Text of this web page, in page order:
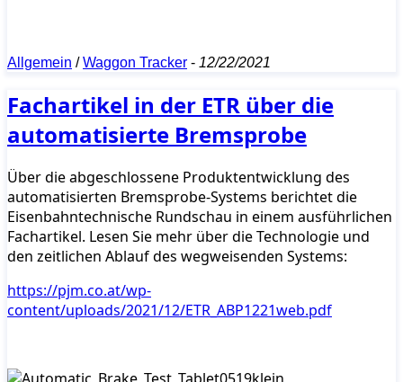
Allgemein /Waggon Tracker - 12/22/2021
Fachartikel in der ETR über die
automatisierte Bremsprobe
Über die abgeschlossene Produktentwicklung des
automatisierten Bremsprobe-Systems berichtet die
Eisenbahntechnische Rundschau in einem ausführlichen
Fachartikel. Lesen Sie mehr über die Technologie und
den zeitlichen Ablauf des wegweisenden Systems:
https://pjm.co.at/wp-
content/uploads/2021/12/ETR_ABP1221web.pdf